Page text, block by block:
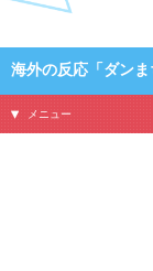
海外の反応「ダン
メニュー